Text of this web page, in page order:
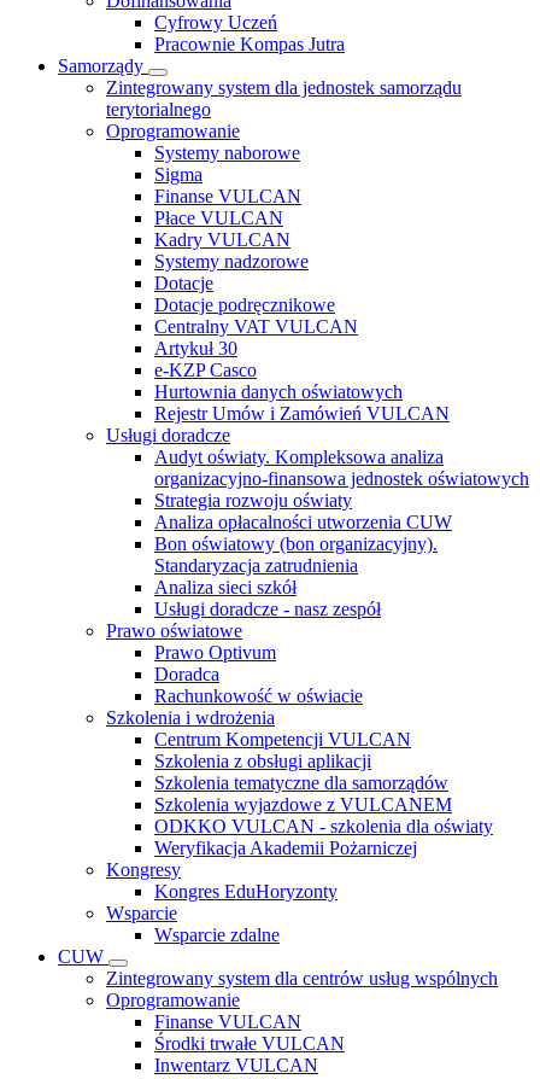
Cyfrowy Uczeń
Pracownie Kompas Jutra
Samorządy
Zintegrowany system dla jednostek samorządu
terytorialnego
Oprogramowanie
Systemy naborowe
Sigma
Finanse VULCAN
Płace VULCAN
Kadry VULCAN
Systemy nadzorowe
Dotacje
Dotacje podręcznikowe
Centralny VAT VULCAN
Artykuł 30
e-KZP Casco
Hurtownia danych oświatowych
Rejestr Umów i Zamówień VULCAN
Usługi doradcze
Audyt oświaty. Kompleksowa analiza
organizacyjno-finansowa jednostek oświatowych
Strategia rozwoju oświaty
Analiza opłacalności utworzenia CUW
Bon oświatowy (bon organizacyjny).
Standaryzacja zatrudnienia
Analiza sieci szkół
Usługi doradcze - nasz zespół
Prawo oświatowe
Prawo Optivum
Doradca
Rachunkowość w oświacie
Szkolenia i wdrożenia
Centrum Kompetencji VULCAN
Szkolenia z obsługi aplikacji
Szkolenia tematyczne dla samorządów
Szkolenia wyjazdowe z VULCANEM
ODKKO VULCAN - szkolenia dla oświaty
Weryfikacja Akademii Pożarniczej
Kongresy
Kongres EduHoryzonty
Wsparcie
Wsparcie zdalne
CUW
Zintegrowany system dla centrów usług wspólnych
Oprogramowanie
Finanse VULCAN
Środki trwałe VULCAN
Inwentarz VULCAN